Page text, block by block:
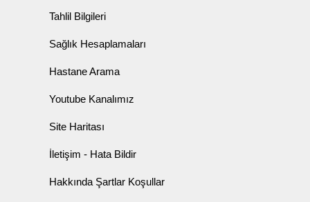
Tahlil Bilgileri
Sağlık Hesaplamaları
Hastane Arama
Youtube Kanalımız
Site Haritası
İletişim - Hata Bildir
Hakkında Şartlar Koşullar